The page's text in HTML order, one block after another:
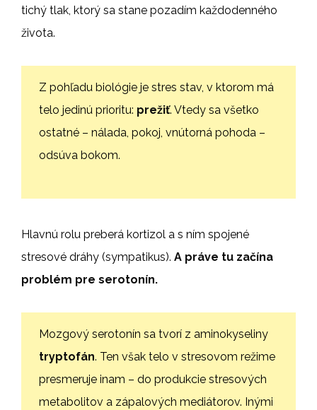
tichý tlak, ktorý sa stane pozadím každodenného
života.
Z pohľadu biológie je stres stav, v ktorom má
telo jedinú prioritu: prežiť. Vtedy sa všetko
ostatné – nálada, pokoj, vnútorná pohoda –
odsúva bokom.
Hlavnú rolu preberá kortizol a s ním spojené
stresové dráhy (sympatikus). A práve tu začína
problém pre serotonín.
Mozgový serotonín sa tvorí z aminokyseliny
tryptofán. Ten však telo v stresovom režime
presmeruje inam – do produkcie stresových
metabolitov a zápalových mediátorov. Inými